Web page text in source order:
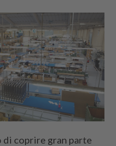
di coprire gran parte